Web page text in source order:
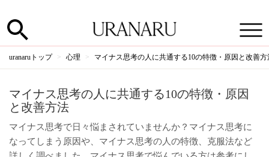
uranaruトップ 心理 マイナス思考の人に共通する10の特徴・原因と改善方
マイナス思考の人に共通する10の特徴・原因
と改善方法
マイナス思考で日々悩まされていませんか？マイナス思考に
なってしまう原因や、マイナス思考の人の特徴、克服法など